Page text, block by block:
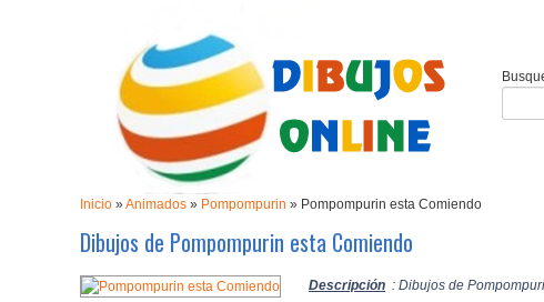
Inicio »Animados » Pompompurin » Pompompurin esta Comiendo
Dibujos de Pompompurin esta Comiendo
Descripción : Dibujos de